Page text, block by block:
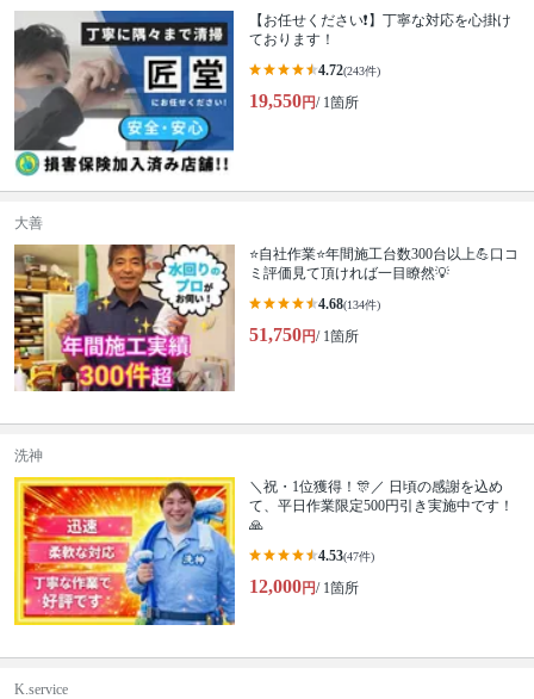
【お任せください❗️】丁寧な対応を心掛け
ております！
4.72(243件)
19,550円/ 1箇所
大善
⭐自社作業⭐年間施工台数300台以上💪口コ
ミ評価見て頂ければ一目瞭然💡
4.68(134件)
51,750円/ 1箇所
洗神
＼祝・1位獲得！🎊／ 日頃の感謝を込め
て、平日作業限定500円引き実施中です！
🙏
4.53(47件)
12,000円/ 1箇所
K.service